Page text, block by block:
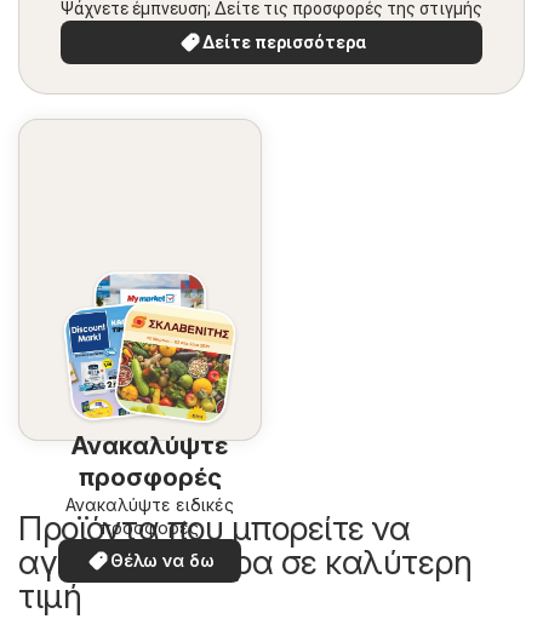
Ψάχνετε έμπνευση; Δείτε τις προσφορές της στιγμής
Δείτε περισσότερα
Ανακαλύψτε
προσφορές
Ανακαλύψτε ειδικές
προσφορές
Θέλω να δω
Προϊόντα που μπορείτε να
αγοράσετε τώρα σε καλύτερη
τιμή